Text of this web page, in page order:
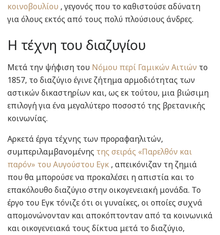
κοινοβουλίου , γεγονός που το καθιστούσε αδύνατη
για όλους εκτός από τους πολύ πλούσιους άνδρες.
Η τέχνη του διαζυγίου
Μετά την ψήφιση του Νόμου περί Γαμικών Αιτιών το
1857, το διαζύγιο έγινε ζήτημα αρμοδιότητας των
αστικών δικαστηρίων και, ως εκ τούτου, μια βιώσιμη
επιλογή για ένα μεγαλύτερο ποσοστό της βρετανικής
κοινωνίας.
Αρκετά έργα τέχνης των προραφαηλιτών,
συμπεριλαμβανομένης της σειράς «Παρελθόν και
παρόν» του Αυγούστου Εγκ , απεικόνιζαν τη ζημιά
που θα μπορούσε να προκαλέσει η απιστία και το
επακόλουθο διαζύγιο στην οικογενειακή μονάδα. Το
έργο του Εγκ τόνιζε ότι οι γυναίκες, οι οποίες συχνά
απομονώνονταν και αποκόπτονταν από τα κοινωνικά
και οικογενειακά τους δίκτυα μετά το διαζύγιο,